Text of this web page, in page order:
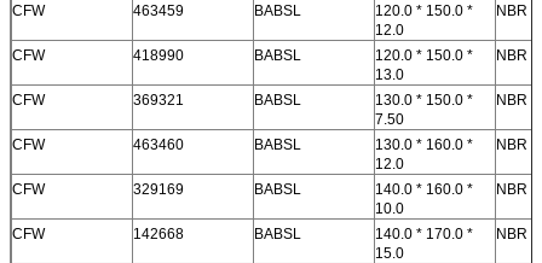
CFW 463459 BABSL
120.0 * 150.0 *
12.0
NBR
CFW 418990 BABSL
120.0 * 150.0 *
13.0
NBR
CFW 369321 BABSL
130.0 * 150.0 *
7.50
NBR
CFW 463460 BABSL
130.0 * 160.0 *
12.0
NBR
CFW 329169 BABSL
140.0 * 160.0 *
10.0
NBR
CFW 142668 BABSL
140.0 * 170.0 *
15.0
NBR